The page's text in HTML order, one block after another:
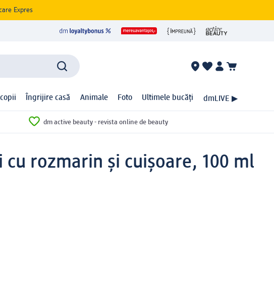
Expres
Îngrijire casă Animale Foto Ultimele bucăți dmLIVE ▶
dm active beauty - revista online de beauty
rozmarin și cuișoare, 100 ml